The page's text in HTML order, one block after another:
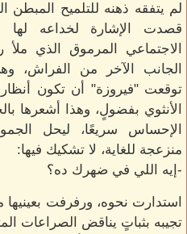
لم يتفقه ذهنه للتلميح
قصدت الإشارة لخداعه
الاجتماعي المرموق الذي
الجانب الآخر من الفراش،
توقعت "فيروزة" أن تكون
الأنثوي بفضولٍ، وهذا أشعرها
الإحساس سريعًا، ليحل
منزعجة للغاية، لا تشكيك فيها:
-إيه اللي في ضهرك ده؟
استدارت نحوه، ورفرفت بعينيها
تجيبه بثباتٍ يناقض الصراعات